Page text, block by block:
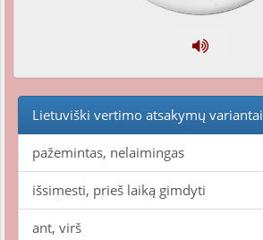
Lietuviški vertimo atsakymų variantai
pažemintas, nelaimingas
išsimesti, prieš laiką gimdyti
ant, virš